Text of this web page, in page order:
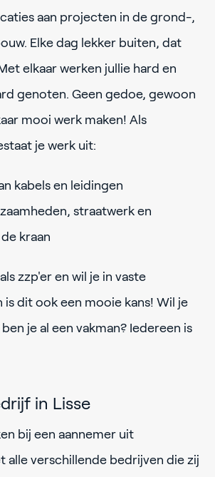
aan projecten in de grond-,
Elke dag lekker buiten, dat
elkaar werken jullie hard en
genoten. Geen gedoe, gewoon
mooi werk maken! Als
je werk uit:
kabels en leidingen
straatwerk en
kraan
zzp'er en wil je in vaste
is dit ook een mooie kans! Wil je
je al een vakman? Iedereen is
in Lisse
bij een aannemer uit
alle verschillende bedrijven die zij